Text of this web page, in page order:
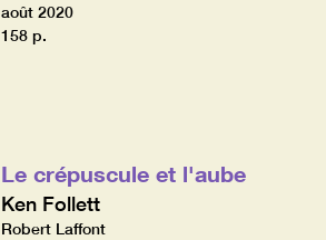
août 2020
158 p.
Le crépuscule et l'aube
Ken Follett
Robert Laffont